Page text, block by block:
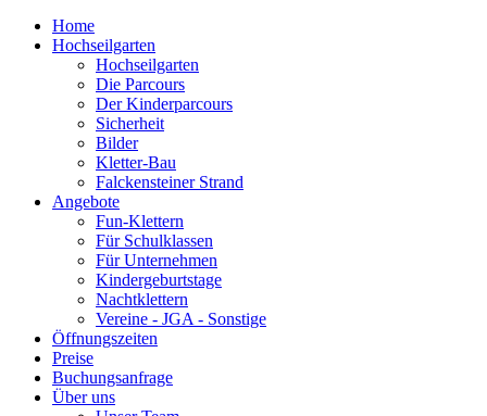
Home
Hochseilgarten
Hochseilgarten
Die Parcours
Der Kinderparcours
Sicherheit
Bilder
Kletter-Bau
Falckensteiner Strand
Angebote
Fun-Klettern
Für Schulklassen
Für Unternehmen
Kindergeburtstage
Nachtklettern
Vereine - JGA - Sonstige
Öffnungszeiten
Preise
Buchungsanfrage
Über uns